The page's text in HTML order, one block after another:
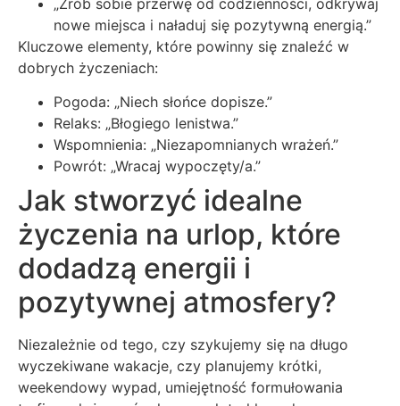
nowe miejsca i naładuj się pozytywną energią.”
Kluczowe elementy, które powinny się znaleźć w
dobrych życzeniach:
Pogoda: „Niech słońce dopisze.”
Relaks: „Błogiego lenistwa.”
Wspomnienia: „Niezapomnianych wrażeń.”
Powrót: „Wracaj wypoczęty/a.”
Jak stworzyć idealne
życzenia na urlop, które
dodadzą energii i
pozytywnej atmosfery?
Niezależnie od tego, czy szykujemy się na długo
wyczekiwane wakacje, czy planujemy krótki,
weekendowy wypad, umiejętność formułowania